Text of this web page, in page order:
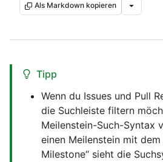
Als Markdown kopieren
Tipp
Wenn du Issues und Pull
die Suchleiste filtern
Meilenstein-Such-Syntax
einen Meilenstein mit dem
Milestone“ sieht die